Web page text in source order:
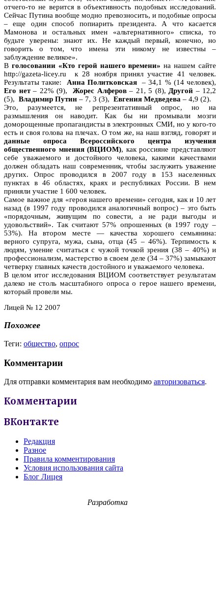
отчего-то не верится в объективность подобных исследований.
Сейчас Путина вообще модно превозносить, и подобные опросы
– еще один способ попиарить президента. А что касается
Мамонова и остальных имен «альтернативного» списка, то
будьте уверены: знают их. Не каждый первый, конечно, но
говорить о том, что имена эти никому не известны –
заблуждение великое».
В голосовании «Кто герой нашего времени» на нашем сайте
http://gazeta-licey.ru к 28 ноября принял участие 41 человек.
Результаты такие: Анна Политковская– 34,1 % (14 человек),
Его нет– 22% (9), Жорес Алферов– 21, 5 (8), Другой – 12,2
(5), Владимир Путин – 7, 3 (3), Евгения Медведева – 4,9 (2).
Это, разумеется, не репрезентативный опрос, но на
размышления он наводит. Как бы ни промывали мозги
доморощенные пропагандисты в электронных СМИ, но у кого-то
есть и своя голова на плечах. О том же, на наш взгляд, говорят и
данные опроса Всероссийского центра изучения
общественного мнения (ВЦИОМ), как россияне представляют
себе уважаемого и достойного человека, какими качествами
должен обладать наш современник, чтобы заслужить уважение
других. Опрос проводился в 2007 году в 153 населенных
пунктах в 46 областях, краях и республиках России. В нем
приняли участие 1 600 человек.
Самое важное для «героя нашего времени» сегодня, как и 10 лет
назад (в 1997 году проводился аналогичный вопрос) – это быть
«порядочным, живущим по совести, а не ради выгоды и
удовольствий». Так считают 57% опрошенных (в 1997 году –
53%). На втором месте — качества хорошего семьянина:
верного супруга, мужа, сына, отца (45 – 46%). Терпимость к
людям, умение считаться с чужой точкой зрения (38 – 40%) и
профессионализм, мастерство в своем деле (34 – 37%) замыкают
четверку главных качеств достойного и уважаемого человека.
В целом итог исследования ВЦИОМ соответствует результатам
далеко не столь масштабного опроса о герое нашего времени,
который провели мы.
Лицей № 12 2007
Похожее
Теги: общество, опрос
Комментарии
Для отправки комментария вам необходимо авторизоваться.
Комментарии
ВКонтакте
Редакция
Разное
Правила комментирования
Условия использования сайта
Блог Лицея
Разработка